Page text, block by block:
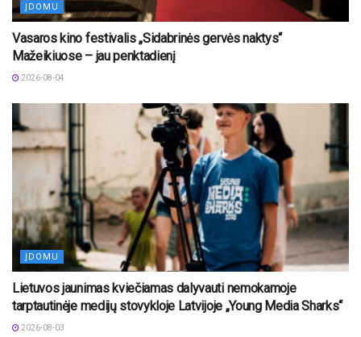
ĮDOMU
Vasaros kino festivalis „Sidabrinės gervės naktys“
Mažeikiuose – jau penktadienį
2026-08-04
ĮDOMU
Lietuvos jaunimas kviečiamas dalyvauti nemokamoje
tarptautinėje medijų stovykloje Latvijoje „Young Media Sharks“
2026-08-03